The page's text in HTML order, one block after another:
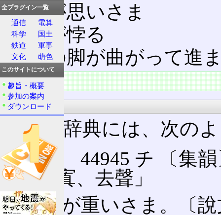
馬が思いさま
馬が悖る
馬の脚が曲がって進
概要
大漢和辞典
大漢和辞典には、次の
【驇】 44945 チ 〔集韻
は「寘、去聲」
㊀ 馬が重いさま。〔
全プラグイン一覧
通信
電算
科学
国土
鉄道
軍事
文化
萌色
このサイトについて
趣旨・概要
参加の案内
ダウンロード